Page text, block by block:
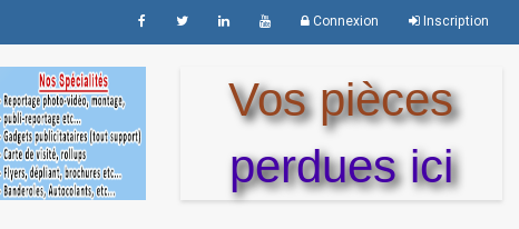
Connexion Inscription
Vos pièces
perdues ici